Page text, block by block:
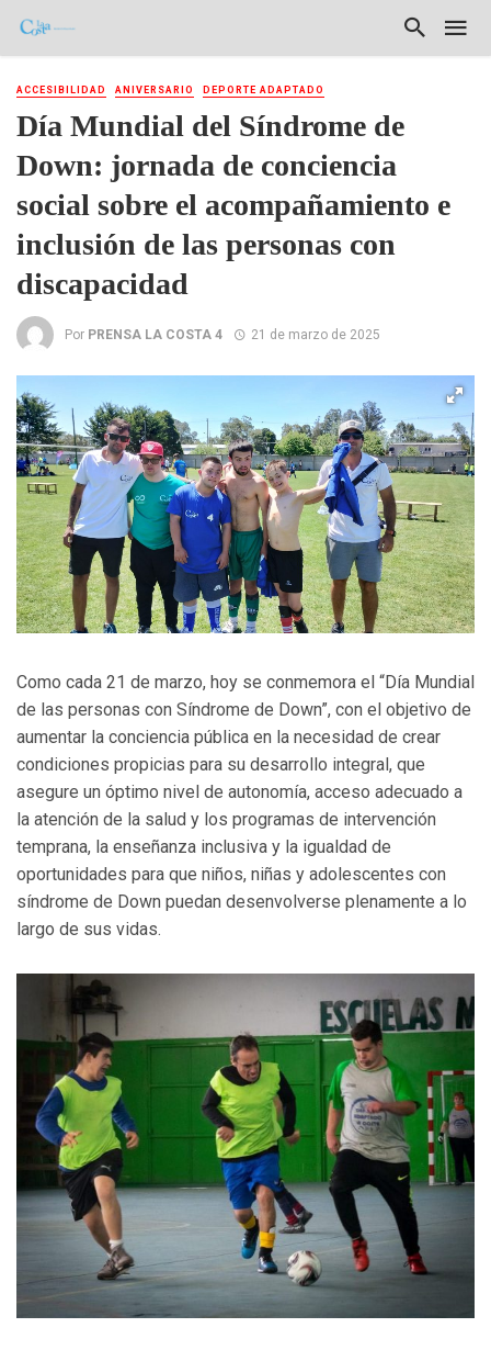
ACCESIBILIDAD ANIVERSARIO DEPORTE ADAPTADO
Día Mundial del Síndrome de
Down: jornada de conciencia
social sobre el acompañamiento e
inclusión de las personas con
discapacidad
Por PRENSA LA COSTA 4 21 de marzo de 2025
Como cada 21 de marzo, hoy se conmemora el “Día Mundial
de las personas con Síndrome de Down”, con el objetivo de
aumentar la conciencia pública en la necesidad de crear
condiciones propicias para su desarrollo integral, que
asegure un óptimo nivel de autonomía, acceso adecuado a
la atención de la salud y los programas de intervención
temprana, la enseñanza inclusiva y la igualdad de
oportunidades para que niños, niñas y adolescentes con
síndrome de Down puedan desenvolverse plenamente a lo
largo de sus vidas.